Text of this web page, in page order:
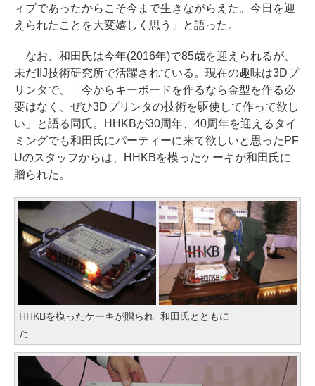
ィブであったからこそ今まで生きながらえた。今日を迎
えられたことを大変嬉しく思う」と語った。
なお、和田氏は今年(2016年)で85歳を迎えられるが、
未だIIJ技術研究所で活躍されている。現在の趣味は3Dプ
リンタで、「今からキーボードを作るなら金型を作る必
要はなく、ぜひ3Dプリンタの技術を駆使して作って欲し
い」と語る同氏。HHKBが30周年、40周年を迎えるタイ
ミングでも和田氏にパーティーに来て欲しいと思ったPF
Uのスタッフからは、HHKBを模ったケーキが和田氏に
贈られた。
HHKBを模ったケーキが贈られ
た
和田氏とともに